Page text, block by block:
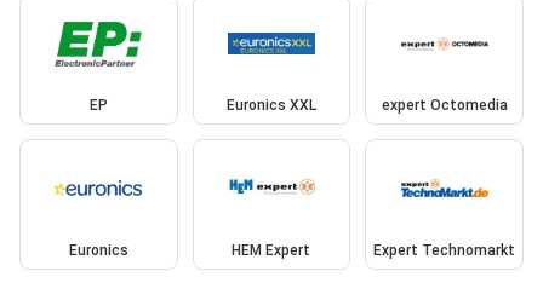
EP Euronics XXL expert Octomedia
Euronics HEM Expert Expert Technomarkt